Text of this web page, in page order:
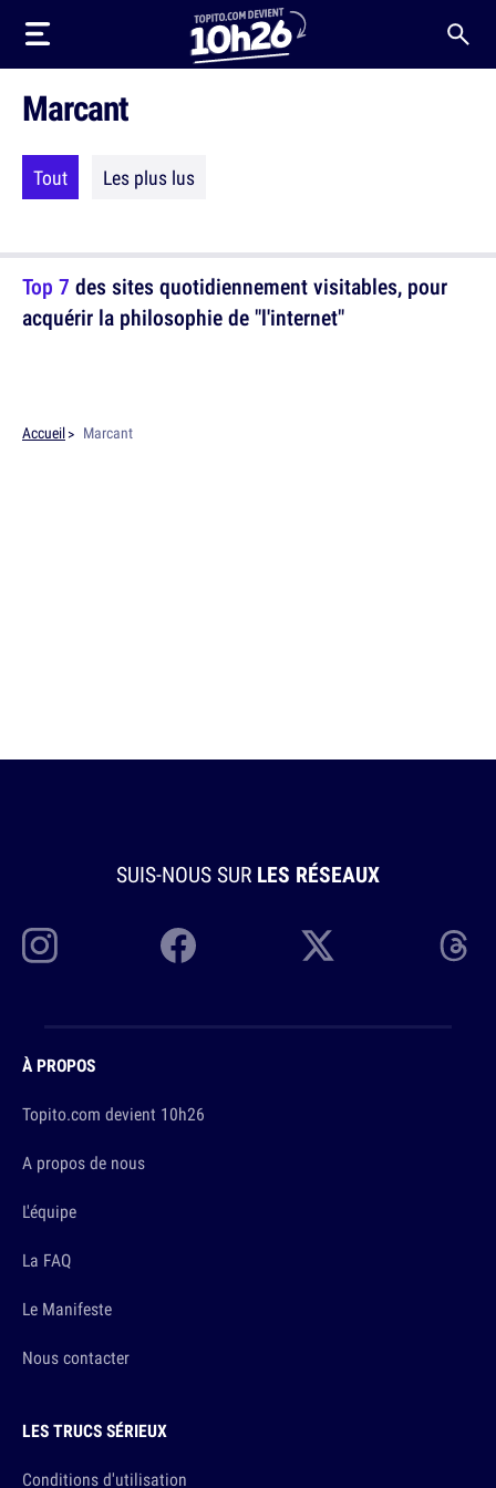
Marcant
Tout Les plus lus
Top 7 des sites quotidiennement visitables, pour
acquérir la philosophie de "l'internet"
Accueil Marcant
SUIS-NOUS SUR LES RÉSEAUX
À PROPOS
Topito.com devient 10h26
A propos de nous
L'équipe
La FAQ
Le Manifeste
Nous contacter
LES TRUCS SÉRIEUX
Conditions d'utilisation